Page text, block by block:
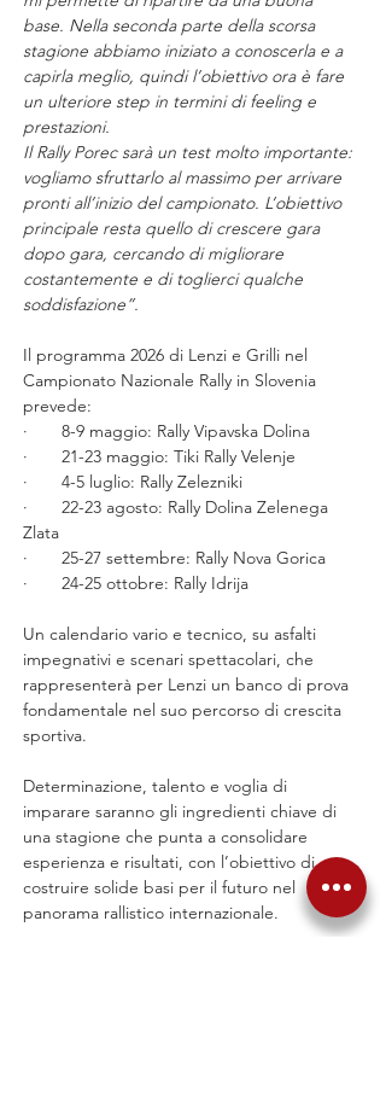
base. Nella seconda parte della scorsa
stagione abbiamo iniziato a conoscerla e a
capirla meglio, quindi l’obiettivo ora è fare
un ulteriore step in termini di feeling e
prestazioni.
Il Rally Porec sarà un test molto importante:
vogliamo sfruttarlo al massimo per arrivare
pronti all’inizio del campionato. L’obiettivo
principale resta quello di crescere gara
dopo gara, cercando di migliorare
costantemente e di toglierci qualche
soddisfazione”.
Il programma 2026 di Lenzi e Grilli nel
Campionato Nazionale Rally in Slovenia
prevede:
·       8-9 maggio: Rally Vipavska Dolina
·       21-23 maggio: Tiki Rally Velenje
·       4-5 luglio: Rally Zelezniki
·       22-23 agosto: Rally Dolina Zelenega
Zlata
·       25-27 settembre: Rally Nova Gorica
·       24-25 ottobre: Rally Idrija
Un calendario vario e tecnico, su asfalti
impegnativi e scenari spettacolari, che
rappresenterà per Lenzi un banco di prova
fondamentale nel suo percorso di crescita
sportiva.
Determinazione, talento e voglia di
imparare saranno gli ingredienti chiave di
una stagione che punta a consolidare
esperienza e risultati, con l’obiettivo di
costruire solide basi per il futuro nel
panorama rallistico internazionale.